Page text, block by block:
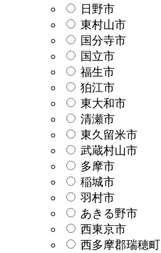
日野市
東村山市
国分寺市
国立市
福生市
狛江市
東大和市
清瀬市
東久留米市
武蔵村山市
多摩市
稲城市
羽村市
あきる野市
西東京市
西多摩郡瑞穂町